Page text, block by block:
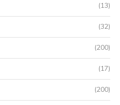
(13)
(32)
(200)
(17)
(200)